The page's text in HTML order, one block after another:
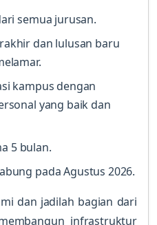
semua jurusan.
dan lulusan baru
kampus dengan
yang baik dan
5 bulan.
pada Agustus 2026.
dan jadilah bagian dari
infrastruktur